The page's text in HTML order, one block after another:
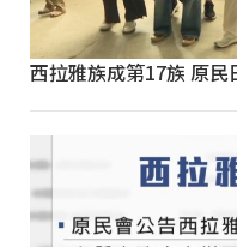
西拉雅族成第17族 原民